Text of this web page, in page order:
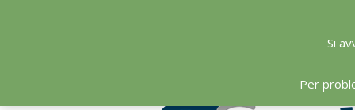
Si
Per